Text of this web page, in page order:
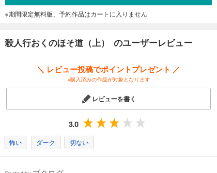
※期間限定無料版、予約作品はカートに入りません
殺人行おくのほそ道（上） のユーザーレビュー
＼ レビュー投稿でポイントプレゼント ／
※購入済みの作品が対象となります
レビューを書く
3.0
怖い ダーク 切ない